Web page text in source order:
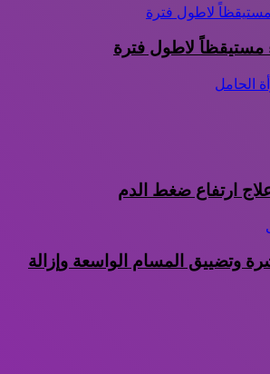
مستيقظاً لاطول فترة
ارتفاع ضغط الدم
وتضييق المسام الواسعة وإزالة